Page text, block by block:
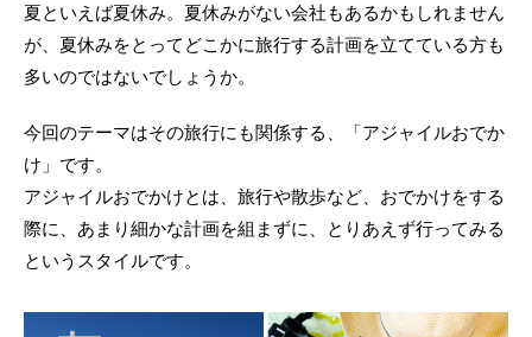
夏といえば夏休み。夏休みがない会社もあるかもしれません
が、夏休みをとってどこかに旅行する計画を立てている方も
多いのではないでしょうか。
今回のテーマはその旅行にも関係する、「アジャイルおでか
け」です。
アジャイルおでかけとは、旅行や散歩など、おでかけをする
際に、あまり細かな計画を組まずに、とりあえず行ってみる
というスタイルです。